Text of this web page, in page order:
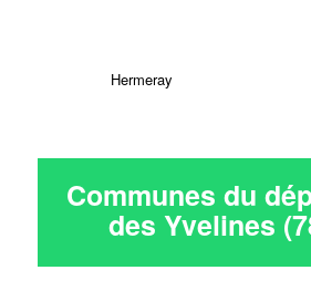
Hermeray
Communes du
des Yvelines